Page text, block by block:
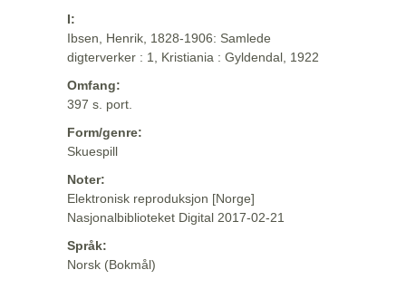
I:
Ibsen, Henrik, 1828-1906: Samlede
digterverker : 1, Kristiania : Gyldendal, 1922
Omfang:
397 s. port.
Form/genre:
Skuespill
Noter:
Elektronisk reproduksjon [Norge]
Nasjonalbiblioteket Digital 2017-02-21
Språk:
Norsk (Bokmål)